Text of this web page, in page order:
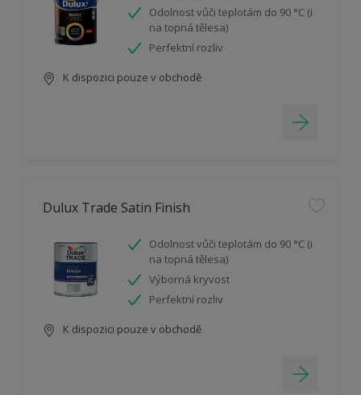
Odolnost vůči teplotám do 90 °C (i
na topná tělesa)
Perfektní rozliv
K dispozici pouze v obchodě
Dulux Trade Satin Finish
Odolnost vůči teplotám do 90 °C (i
na topná tělesa)
Výborná kryvost
Perfektní rozliv
K dispozici pouze v obchodě